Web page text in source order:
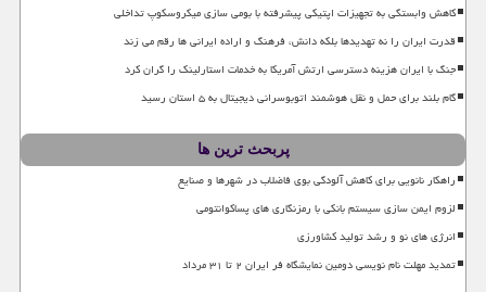
کاهش وابستگی به تجهیزات اپتیکی پیشرفته با بومی سازی میکروسکوپ تداخلی
قدرت ایران را نه تهدیدها بلکه دانش، فرهنگ و اراده ایرانی ها رقم می زند
جنگ با ایران هزینه دسترسی ارتش آمریکا به خدمات استارلینک را گران کرد
گام بلند برای حمل و نقل هوشمند اتوبوسرانی دیجیتال به ۵ استان رسید
پربحث ترین ها
راهکار نانویی برای کاهش آلودگی بوی فاضلاب در شهرها و صنایع
لزوم ایمن سازی سیستم بانکی با رمزنگاری های پساکوانتومی
انرژی های نو و رشد تولید کشاورزی
تمدید مهلت نام نویسی دومین نمایشگاه فر ایران ۲ تا ۳۱ مرداد